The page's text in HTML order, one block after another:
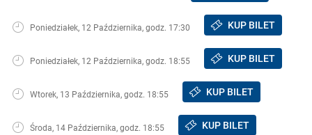
Poniedziałek, 12 Października, godz. 17:30 KUP BILET
Poniedziałek, 12 Października, godz. 18:55 KUP BILET
Wtorek, 13 Października, godz. 18:55 KUP BILET
Środa, 14 Października, godz. 18:55 KUP BILET